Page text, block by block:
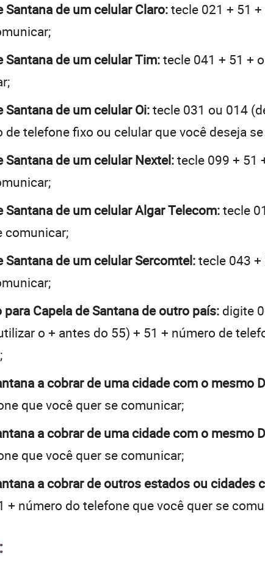
Santana de um celular Claro:tecle 021 + 51
Santana de um celular Tim:tecle 041 + 51 +
Santana de um celular Oi:tecle 031 ou 014
telefone fixo ou celular que você deseja
Santana de um celular Nextel:tecle 099 + 51
Santana de um celular Algar Telecom:tecle
comunicar;
Santana de um celular Sercomtel:tecle 043
Capela de Santana de outro país: digite
o + antes do 55) + 51 + número de
a cobrar de uma cidade com o mesmo
que você quer se comunicar;
a cobrar de uma cidade com o mesmo
que você quer se comunicar;
a cobrar de outros estados ou cidades
+ número do telefone que você quer se